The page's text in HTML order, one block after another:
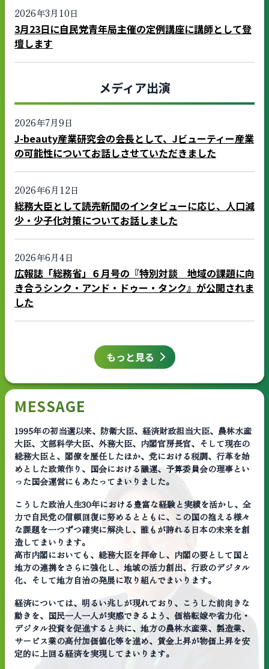
2026年3月10日
3月23日に自民党青年局主催の定例講座に講師として登
壇します
メディア出演
2026年7月9日
J-beauty産業研究会の会長として、Jビューティー産業
の可能性についてお話しさせていただきました
2026年6月12日
総務大臣として読売新聞のインタビューに応じ、人口減
少・少子化対策についてお話しました
2026年6月4日
広報誌「総務省」６月号の『特別対談 地域の課題に向
き合うシンク・アンド・ドゥー・タンク』が公開されま
した
もっと見る
MESSAGE
1995年の初当選以来、防衛大臣、経済財政担当大臣、農林水産
大臣、文部科学大臣、外務大臣、内閣官房長官、そして現在の
総務大臣と、閣僚を歴任したほか、党における税調、行革を始
めとした政策作り、国会における議運、予算委員会の理事とい
った国会運営にもあたってまいりました。
こうした政治人生30年における豊富な経験と実績を活かし、全
力で自民党の信頼回復に努めるとともに、この国の抱える様々
な課題を一つずつ確実に解決し、誰もが誇れる日本の未来を創
造してまいります。
高市内閣においても、総務大臣を拝命し、内閣の要として国と
地方の連携をさらに強化し、地域の活力創出、行政のデジタル
化、そして地方自治の発展に取り組んでまいります。
経済については、明るい兆しが現れており、こうした前向きな
動きを、国民一人一人が実感できるよう、価格転嫁や省力化・
デジタル投資を促進すると共に、地方の農林水産業、製造業、
サービス業の高付加価値化等を進め、賃金上昇が物価上昇を安
定的に上回る経済を実現してまいります。